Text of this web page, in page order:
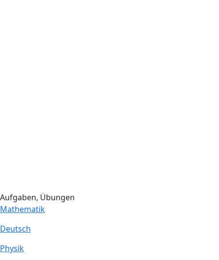
Aufgaben, Übungen
Mathematik
Deutsch
Physik